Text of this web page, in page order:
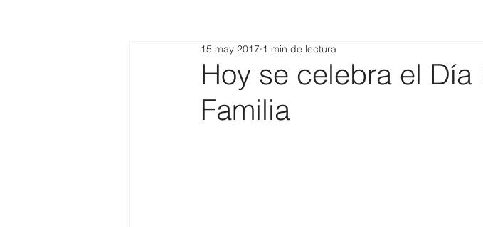
Hoy se celebra el
Familia
15 may 2017 1 min de lectura